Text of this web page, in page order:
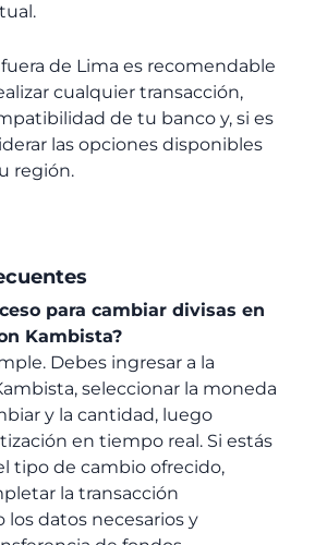
de Lima es recomendable
cualquier transacción,
de tu banco y, si es
las opciones disponibles
región.
para cambiar divisas en
Kambista?
Debes ingresar a la
seleccionar la moneda
y la cantidad, luego
en tiempo real. Si estás
tipo de cambio ofrecido,
la transacción
datos necesarios y